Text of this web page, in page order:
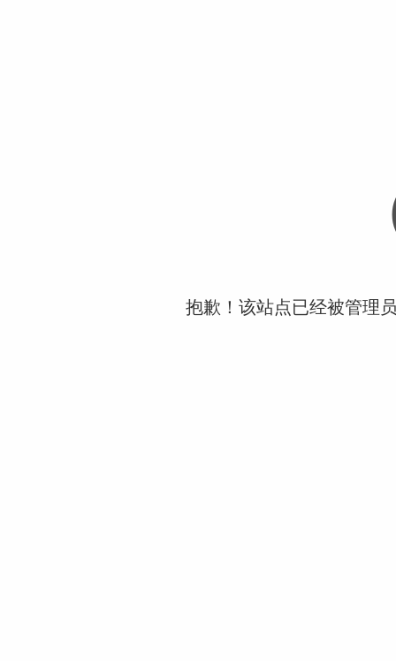
抱歉！该站点已经被管理